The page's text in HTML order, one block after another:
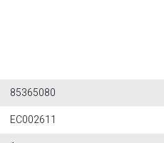
85365080
EC002611